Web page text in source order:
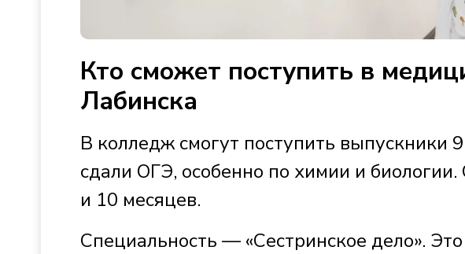
Кто сможет поступить в
Лабинска
В колледж смогут поступить выпускники
сдали ОГЭ, особенно по химии и биологии.
и 10 месяцев.
Специальность — «Сестринское дело».